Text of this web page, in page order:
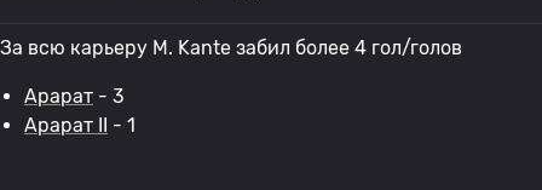
За всю карьеру M. Kante забил более 4 гол/голов
Арарат - 3
Арарат II - 1